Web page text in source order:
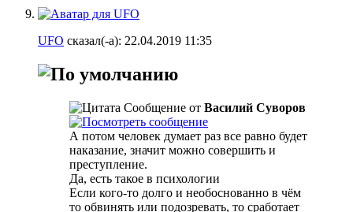
UFO сказал(-а): 22.04.2019 11:35
Сообщение от Василий Суворов
А потом человек думает раз все равно будет
наказание, значит можно совершить и
преступление.
Да, есть такое в психологии
Если кого-то долго и необоснованно в чём
то обвинять или подозревать, то сработает